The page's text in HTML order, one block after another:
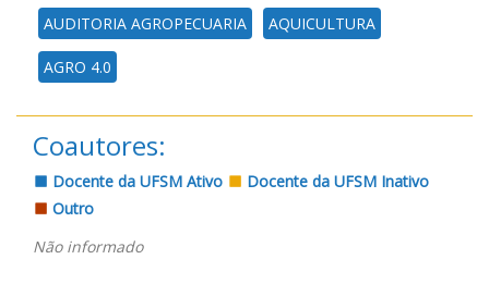
AUDITORIA AGROPECUARIA AQUICULTURA
AGRO 4.0
Coautores:
Docente da UFSM Ativo
Docente da UFSM Inativo
Outro
Não informado